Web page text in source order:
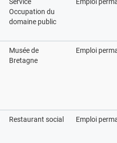
Occupation du
domaine public
Musée de
Bretagne
Emploi
Restaurant social Emploi